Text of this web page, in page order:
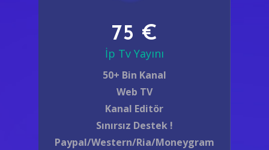
75 €
İp Tv Yayını
50+ Bin Kanal
Web TV
Kanal Editör
Sınırsız Destek !
Paypal/Western/Ria/Moneygram